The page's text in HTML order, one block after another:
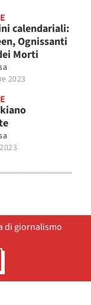
calendariali:
Ognissanti
Morti
2023
di giornalismo